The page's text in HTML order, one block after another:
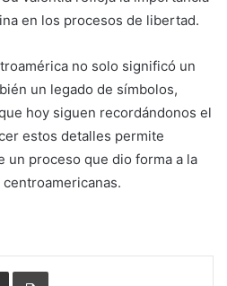
en los procesos de libertad.
no solo significó un
un legado de símbolos,
hoy siguen recordándonos el
estos detalles permite
un proceso que dio forma a la
Compartir por correo electrónicoImprimir